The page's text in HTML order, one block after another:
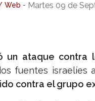
Web - Martes 09 de
un ataque contra
fuentes israelíes
contra el grupo